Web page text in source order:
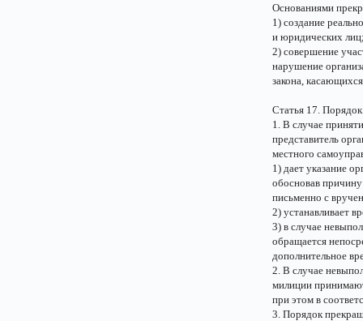
Основаниями
1) создание
и юридических
2) совершение
нарушение
закона,
Статья 17.
1. В случае
представитель
местного
1) дает указание
обосновав
письменно с
2) устанавливает
3) в случае
обращается
дополнительное
2. В случае
милиции
при этом в
3. Порядок